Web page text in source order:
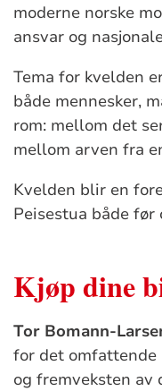
moderne norske
ansvar og
Tema for kvelden
både mennesker,
rom: mellom det
mellom arven fra
Kvelden blir en
Peisestua både
Kjøp dine
Tor Bomann-
for det
og fremveksten av